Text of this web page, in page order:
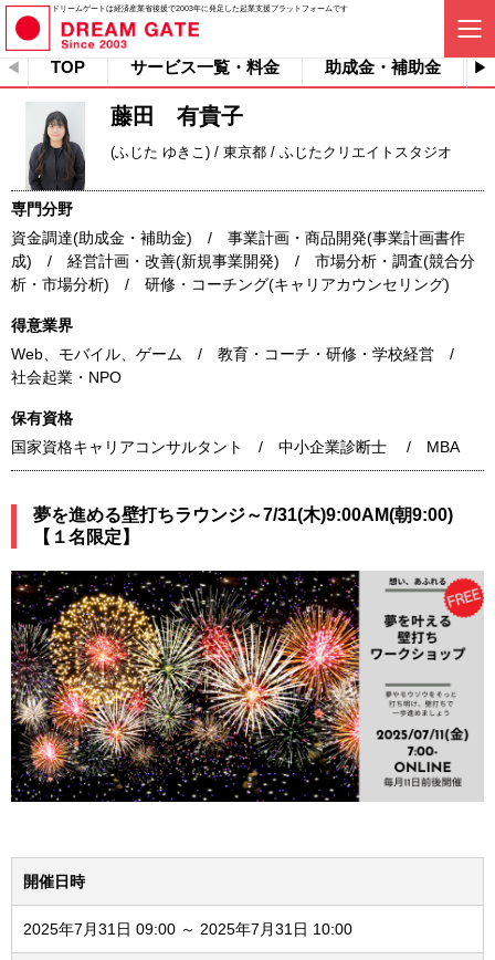
ドリームゲートは経済産業省後援で2003年に発足した起業支援プラットフォームです
TOP サービス一覧・料金 助成金・補助金
藤田 有貴子
(ふじた ゆきこ) / 東京都 / ふじたクリエイトスタジオ
専門分野
資金調達(助成金・補助金) / 事業計画・商品開発(事業計画書作
成) / 経営計画・改善(新規事業開発) / 市場分析・調査(競合分
析・市場分析) / 研修・コーチング(キャリアカウンセリング)
得意業界
Web、モバイル、ゲーム / 教育・コーチ・研修・学校経営 /
社会起業・NPO
保有資格
国家資格キャリアコンサルタント / 中小企業診断士 / MBA
夢を進める壁打ちラウンジ～7/31(木)9:00AM(朝9:00)
【１名限定】
開催日時
2025年7月31日 09:00 ～ 2025年7月31日 10:00